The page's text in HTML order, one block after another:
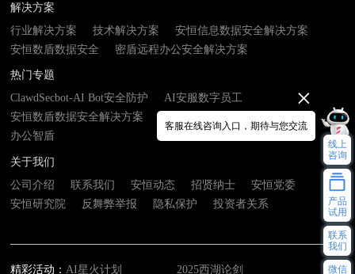
解决方案
行业解决方案
技术解决方案
安恒信息数据安全解决方案
安恒数盾数据安全
密盾远程办公安全解决方案
热门专题
ClawdSecbot-AI Bot安全防护
AI安服数字员工
安恒数盾数据安全解决方案
办公智盾
关于我们
公司介绍
联系我们 安恒动态 招贤纳士
安恒党委
安恒研究院
反舞弊举报 隐私保护 投资者关系
精彩活动：AI星火计划 2025西湖论剑
客服在线咨询入口，期待与您交流
线上
咨询
产品
试用
联系
我们
微信